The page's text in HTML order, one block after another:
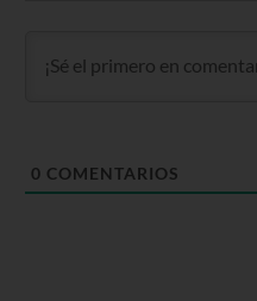
0 COMENTARIOS